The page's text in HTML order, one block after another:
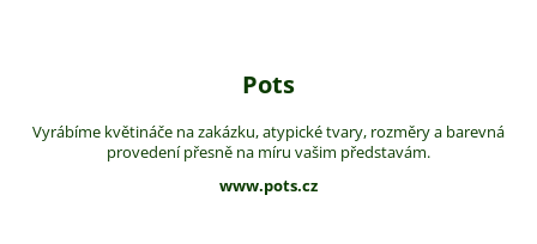
Pots
Vyrábíme květináče na zakázku, atypické tvary, rozměry a barevná
provedení přesně na míru vašim představám.
www.pots.cz